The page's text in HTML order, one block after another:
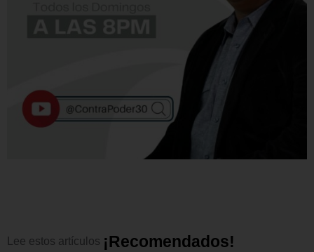
Lee estos artículos ¡Recomend ad os!